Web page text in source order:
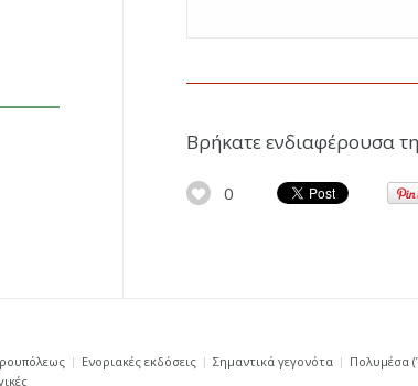
Βρήκατε ενδιαφέρουσα
0
Ενοριακές εκδόσεις Σημαντικά γεγονότα Πολυμέσα